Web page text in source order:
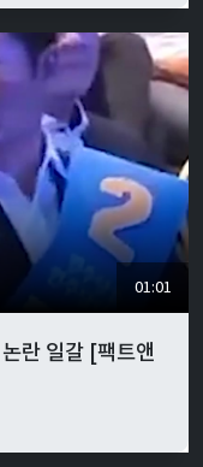
01:01
란 일갈 [팩트앤